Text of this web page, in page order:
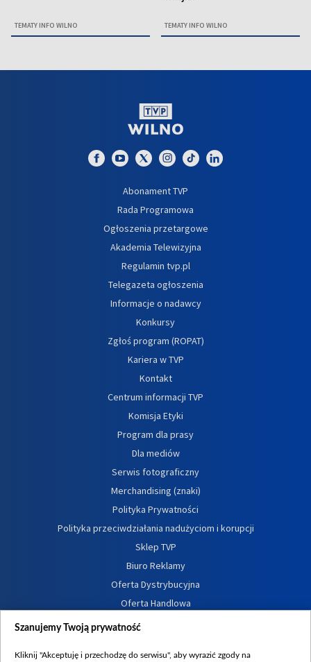
TEMATY INFO WILNO TEMATY INFO WILNO
Abonament TVP
Rada Programowa
Ogłoszenia przetargowe
Akademia Telewizyjna
Regulamin tvp.pl
Telegazeta ogłoszenia
Informacje o nadawcy
Konkursy
Zgłoś program (ROPAT)
Kariera w TVP
Kontakt
Centrum informacji TVP
Komisja Etyki
Program dla prasy
Dla mediów
Serwis fotograficzny
Merchandising (znaki)
Polityka Prywatności
Polityka przeciwdziałania nadużyciom i korupcji
Sklep TVP
Biuro Reklamy
Oferta Dystrybucyjna
Oferta Handlowa
Dostępność
Procedura zgłoszeń wewnętrznych
Szanujemy Twoją prywatność
Kliknij "Akceptuję i przechodzę do serwisu", aby wyrazić zgody na